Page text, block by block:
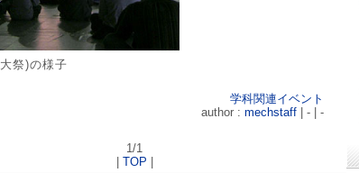
祭)の様子
学科関連イベント
author : mechstaff | - | -
1/1
TOP